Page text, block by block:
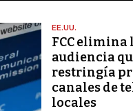
EE.UU.
FCC
audiencia
restringía
canales de
locales